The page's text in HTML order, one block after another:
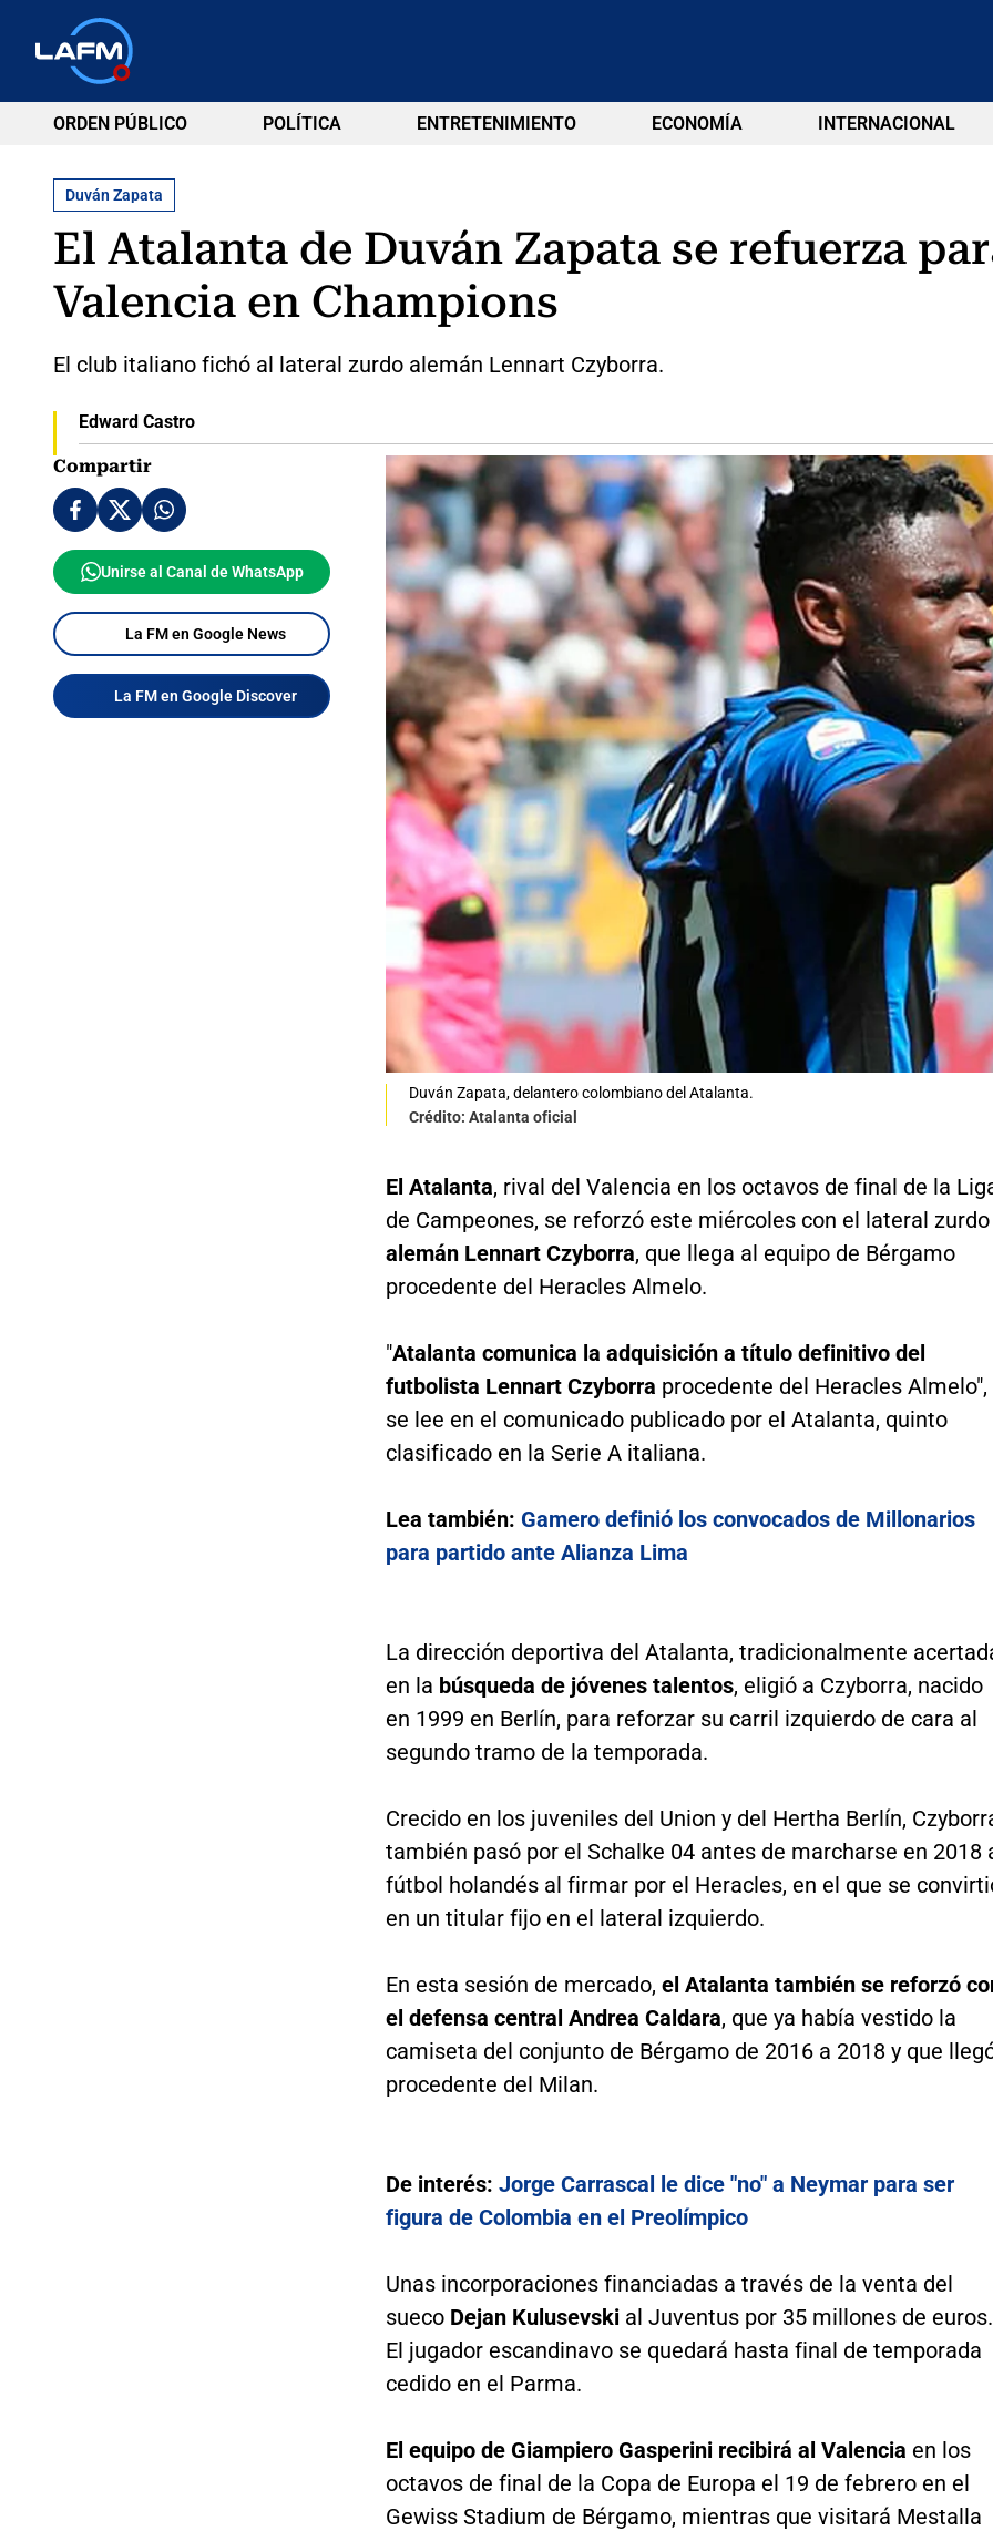
ORDEN PÚBLICO POLÍTICA ENTRETENIMIENTO ECONOMÍA INTERNACIONAL
Duván Zapata
El Atalanta de Duván Zapata se refuerza
Valencia en Champions
El club italiano fichó al lateral zurdo alemán Lennart Czyborra.
Edward Castro
Compartir
Unirse al Canal de WhatsApp
La FM en Google News
La FM en Google Discover
Duván Zapata, delantero colombiano del Atalanta.
Crédito: Atalanta oficial
El Atalanta, rival del Valencia en los octavos de final de la
de Campeones, se reforzó este miércoles con el lateral zurdo
alemán Lennart Czyborra, que llega al equipo de Bérgamo
procedente del Heracles Almelo.
"Atalanta comunica la adquisición a título definitivo del
futbolista Lennart Czyborra procedente del Heracles Almelo",
se lee en el comunicado publicado por el Atalanta, quinto
clasificado en la Serie A italiana.
Lea también: Gamero definió los convocados de Millonarios
para partido ante Alianza Lima
La dirección deportiva del Atalanta, tradicionalmente
en la búsqueda de jóvenes talentos, eligió a Czyborra, nacido
en 1999 en Berlín, para reforzar su carril izquierdo de cara al
segundo tramo de la temporada.
Crecido en los juveniles del Union y del Hertha Berlín,
también pasó por el Schalke 04 antes de marcharse en 2018
fútbol holandés al firmar por el Heracles, en el que se
en un titular fijo en el lateral izquierdo.
En esta sesión de mercado, el Atalanta también se reforzó
el defensa central Andrea Caldara, que ya había vestido la
camiseta del conjunto de Bérgamo de 2016 a 2018 y que
procedente del Milan.
De interés: Jorge Carrascal le dice "no" a Neymar para ser
figura de Colombia en el Preolímpico
Unas incorporaciones financiadas a través de la venta del
sueco Dejan Kulusevskial Juventus por 35 millones de euros.
El jugador escandinavo se quedará hasta final de temporada
cedido en el Parma.
El equipo de Giampiero Gasperini recibirá al Valencia en los
octavos de final de la Copa de Europa el 19 de febrero en el
Gewiss Stadium de Bérgamo, mientras que visitará Mestalla